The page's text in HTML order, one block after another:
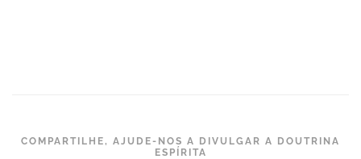
COMPARTILHE, AJUDE-NOS A DIVULGAR A DOUTRINA
ESPÍRITA